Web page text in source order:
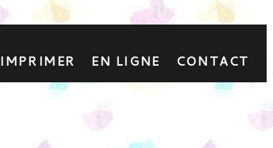
IMPRIMER EN LIGNE CONTACT